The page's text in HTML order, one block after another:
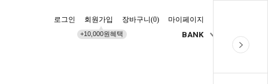
로그인 회원가입
+10,000원혜택
장바구니(0) 마이페이지
BANK